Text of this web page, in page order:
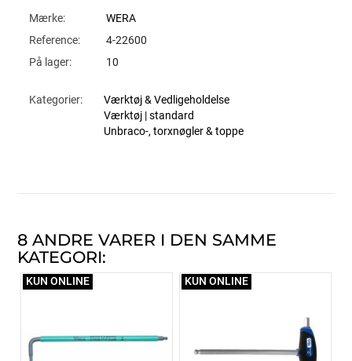
Mærke:
WERA
Reference:
4-22600
På lager:
10
Kategorier:
Værktøj & Vedligeholdelse
Værktøj | standard
Unbraco-, torxnøgler & toppe
8 ANDRE VARER I DEN SAMME
KATEGORI:
KUN ONLINE KUN ONLINE